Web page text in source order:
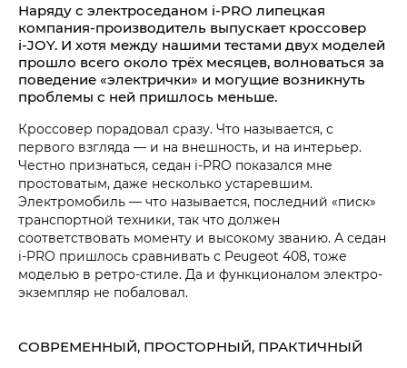
Наряду с электроседаном i‑PRO липецкая
компания-производитель выпускает кроссовер
i‑JOY. И хотя между нашими тестами двух моделей
прошло всего около трёх месяцев, волноваться за
поведение «электрички» и могущие возникнуть
проблемы с ней пришлось меньше.
Кроссовер порадовал сразу. Что называется, с
первого взгляда — и на внешность, и на интерьер.
Честно признаться, седан i‑PRO показался мне
простоватым, даже несколько устаревшим.
Электромобиль — что называется, последний «писк»
транспортной техники, так что должен
соответствовать моменту и высокому званию. А седан
i‑PRO пришлось сравнивать с Peugeot 408, тоже
моделью в ретро-стиле. Да и функционалом электро-
экземпляр не побаловал.
СОВРЕМЕННЫЙ, ПРОСТОРНЫЙ, ПРАКТИЧНЫЙ